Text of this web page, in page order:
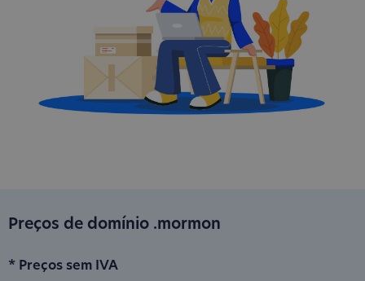
Preços de domínio .mormon
* Preços sem IVA